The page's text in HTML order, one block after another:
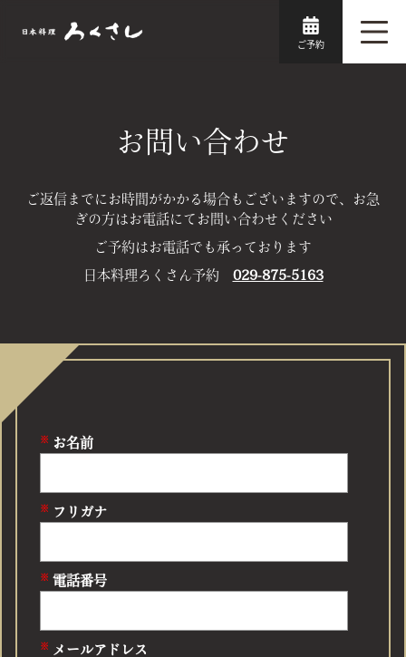
お問い合わせ
ご返信までにお時間がかかる場合もございますので、お急
ぎの方はお電話にてお問い合わせください
ご予約はお電話でも承っております
日本料理ろくさん予約 029-875-5163
お名前
フリガナ
電話番号
メールアドレス